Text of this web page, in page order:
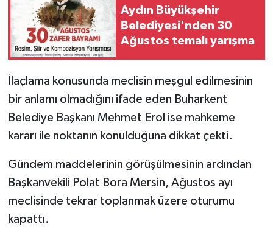
Aydın Büyükşehir
Belediyesi'nden 30
Ağustos temalı yarışma
İlaçlama konusunda meclisin meşgul edilmesinin
bir anlamı olmadığını ifade eden Buharkent
Belediye Başkanı Mehmet Erol ise mahkeme
kararı ile noktanın konulduğuna dikkat çekti.
Gündem maddelerinin görüşülmesinin ardından
Başkanvekili Polat Bora Mersin, Ağustos ayı
meclisinde tekrar toplanmak üzere oturumu
kapattı.